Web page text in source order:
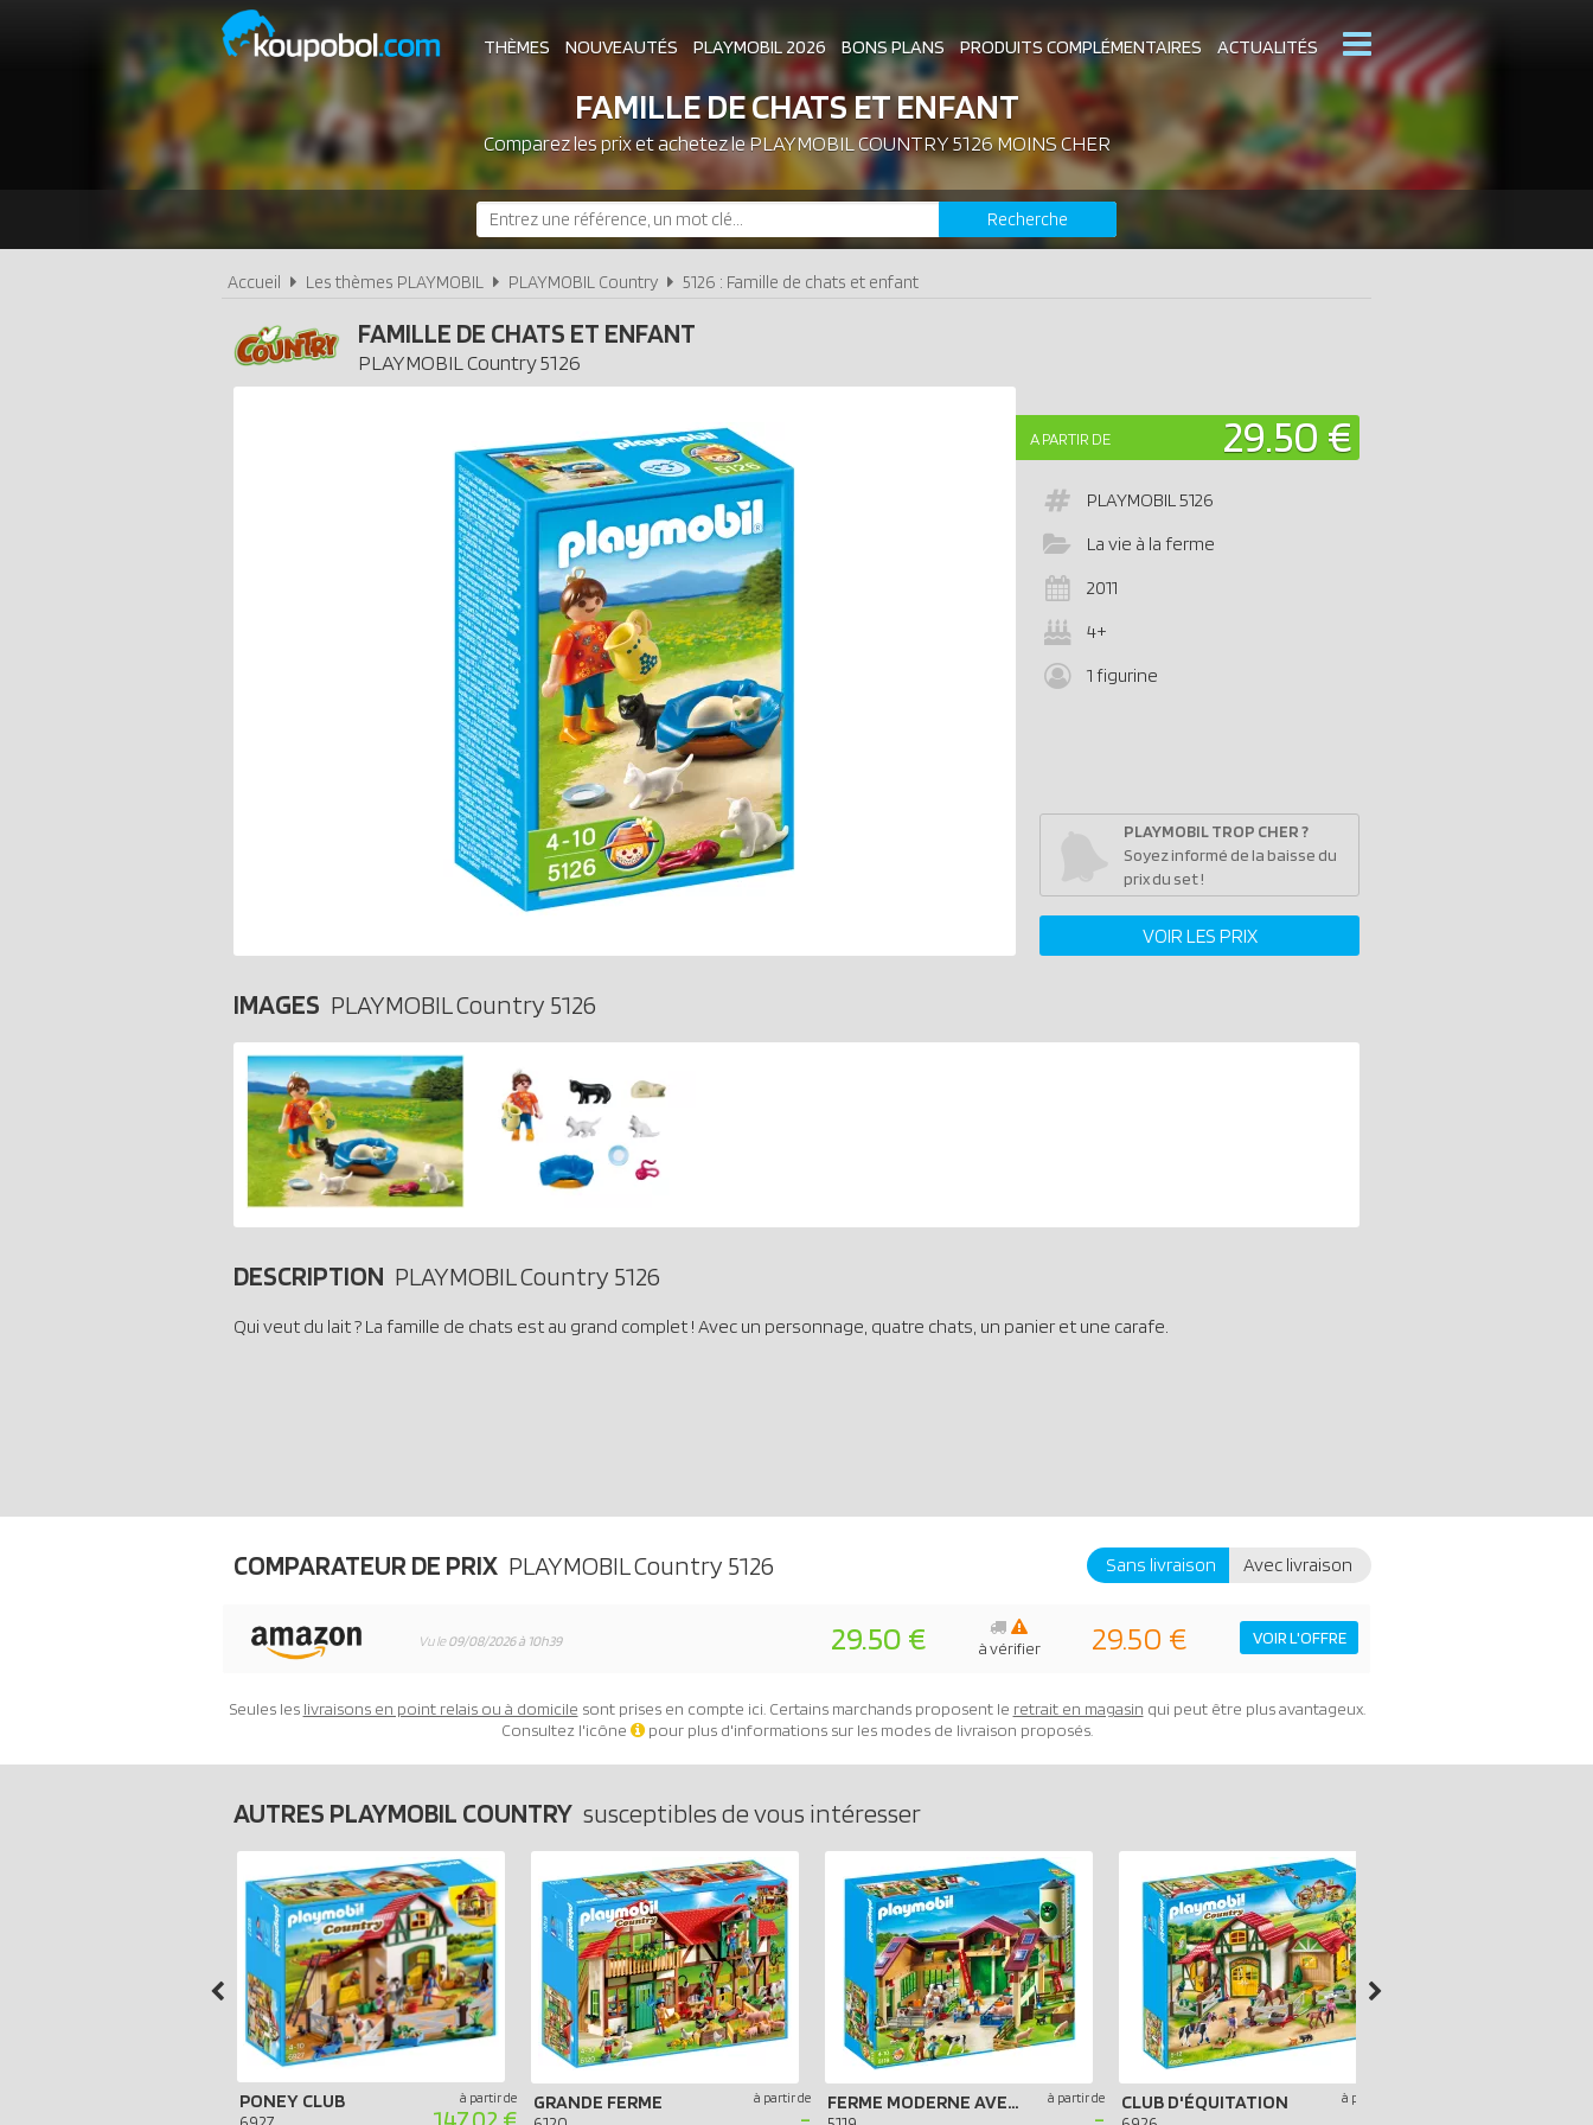
THÈMES NOUVEAUTÉS PLAYMOBIL 2026 BONS PLANS PRODUITS COMPLÉMENTAIRES ACTUALITÉS
ASSOCIATIONS DE FANS EXPOSITIONS PLAYMOBIL CATALOGUES PLAYMOBIL
LES PLAYMOBIL LES PLUS CHERS DERNIERS PLAYMOBIL AJOUTÉS
FAMILLE DE CHATS ET ENFANT
Comparez les prix et achetez lePLAYMOBIL COUNTRY 5126 MOINS CHER
Recherche
Accueil Les thèmes PLAYMOBIL PLAYMOBIL Country 5126 : Famille de chats et enfant
FAMILLE DE CHATS ET ENFANT
PLAYMOBIL Country5126
A PARTIR DE 29.50 €
PLAYMOBIL5126
La vie à la ferme
2011
4+
1 figurine
PLAYMOBIL TROP CHER ?
Soyez informé de la baisse du
prix du set !
VOIR LES PRIX
IMAGES PLAYMOBIL Country 5126
DESCRIPTION PLAYMOBIL Country 5126
Qui veut du lait ? La famille de chats est au grand complet ! Avec un personnage, quatre chats, un panier et une carafe.
COMPARATEUR DE PRIX PLAYMOBIL Country 5126 Sans livraison Avec livraison
Vu le09/08/2026 à 10h39 29.50 € 29.50 € VOIR L'OFFRE
à vérifier
Seules les livraisons en point relais ou à domicile sont prises en compte ici. Certains marchands proposent le retrait en magasin qui peut être plus avantageux.
Consultez l'icône
pour plus d'informations sur les modes de livraison proposés.
AUTRES PLAYMOBIL COUNTRY susceptibles de vous intéresser
PONEY CLUB à partir de GRANDE FERME à partir de FERME MODERNE AVEC SILO à partir de CLUB D'ÉQUITATION à partir de